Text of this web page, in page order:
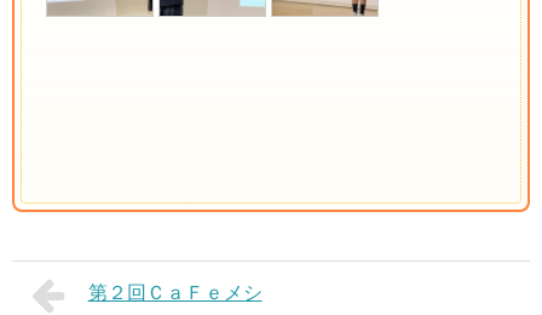
第２回ＣａＦｅメシ